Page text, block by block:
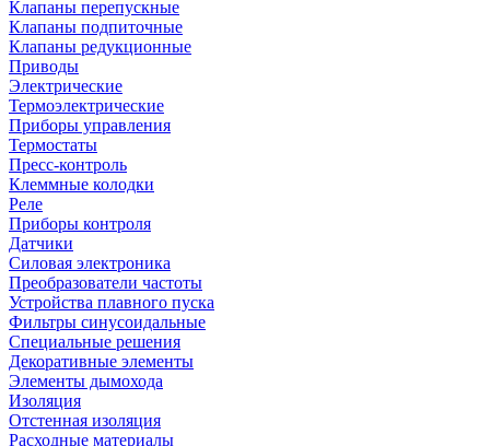
Клапаны перепускные
Клапаны подпиточные
Клапаны редукционные
Приводы
Электрические
Термоэлектрические
Приборы управления
Термостаты
Пресс-контроль
Клеммные колодки
Реле
Приборы контроля
Датчики
Силовая электроника
Преобразователи частоты
Устройства плавного пуска
Фильтры синусоидальные
Специальные решения
Декоративные элементы
Элементы дымохода
Изоляция
Отстенная изоляция
Расходные материалы